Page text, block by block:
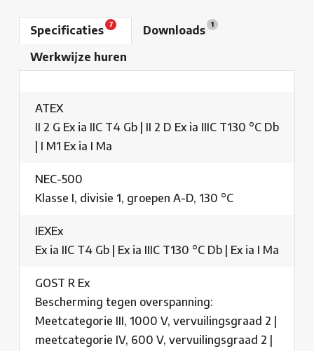
Specificaties 7 Downloads 1
Werkwijze huren
ATEX
II 2 G Ex ia IIC T4 Gb | II 2 D Ex ia IIIC T130 °C Db
| I M1 Ex ia I Ma
NEC-500
Klasse I, divisie 1, groepen A-D, 130 °C
IEXEx
Ex ia IIC T4 Gb | Ex ia IIIC T130 °C Db | Ex ia I Ma
GOST R Ex
Bescherming tegen overspanning:
Meetcategorie III, 1000 V, vervuilingsgraad 2 |
meetcategorie IV, 600 V, vervuilingsgraad 2 |